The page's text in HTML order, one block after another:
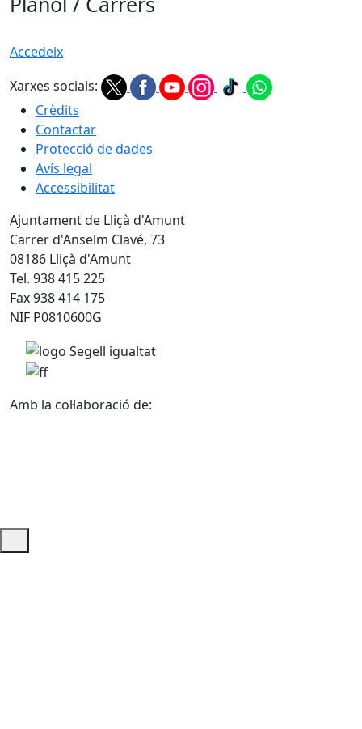
Accedeix
Xarxes socials:
Crèdits
Contactar
Protecció de dades
Avís legal
Accessibilitat
Ajuntament de Lliçà d'Amunt
Carrer d'Anselm Clavé, 73
08186 Lliçà d'Amunt
Tel. 938 415 225
Fax 938 414 175
NIF P0810600G
Amb la col·laboració de: